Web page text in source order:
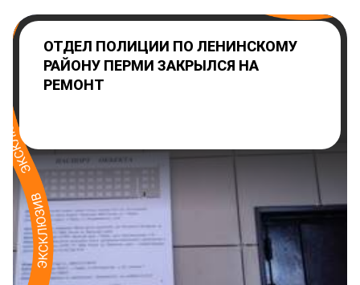
ОТДЕЛ ПОЛИЦИИ ПО ЛЕНИНСКОМУ
РАЙОНУ ПЕРМИ ЗАКРЫЛСЯ НА
РЕМОНТ